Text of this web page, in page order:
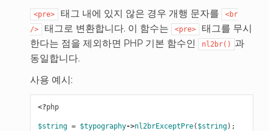
<pre> 태그 내에 있지 않은 경우 개행 문자를
<br
/>
태그로 변환합니다. 이 함수는 <pre>
태그를 무시
한다는 점을 제외하면 PHP 기본 함수인
nl2br()
과
동일합니다.
사용 예시:
<?php
$string = $typography->nl2brExceptPre( $string);